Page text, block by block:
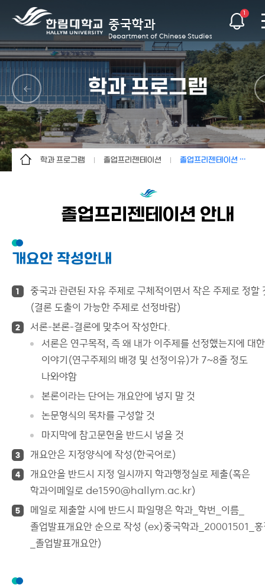
1
학과 프로그램
학과 프로그램
교수소개
학생활동
졸업프리젠테이션
보고서&자료실
졸업프리젠테이션 안내
졸업프리젠테이션 안내
개요안 작성안내
1
중국과 관련된 자유 주제로 구체적이면서 작은 주제로 정할
(결론 도출이 가능한 주제로 선정바람)
2
서론-본론-결론에 맞추어 작성한다.
서론은 연구목적, 즉 왜 내가 이주제를 선정했는지에 대한
이야기(연구주제의 배경 및 선정이유)가 7~8줄 정도
나와야함
본론이라는 단어는 개요안에 넣지 말 것
논문형식의 목차를 구성할 것
마지막에 참고문헌을 반드시 넣을 것
3 개요안은 지정양식에 작성(한국어로)
4
개요안을 반드시 지정 일시까지 학과행정실로 제출(혹은
학과이메일로 de1590@hallym.ac.kr)
5
메일로 제출할 시에 반드시 파일명은 학과_학번_이름_
졸업발표개요안 순으로 작성 (ex)중국학과_20001501_홍
_졸업발표개요안)